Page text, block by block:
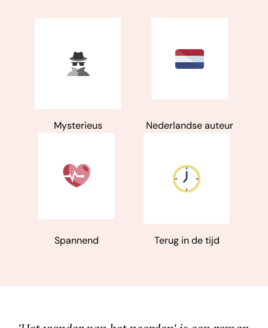
Mysterieus Nederlandse auteur
Spannend Terug in de tijd